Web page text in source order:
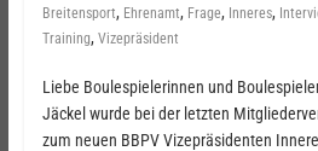
Breitensport, Ehrenamt, Frage, Inneres,
Training, Vizepräsident
Liebe Boulespielerinnen und
Jäckel wurde bei der letzten
zum neuen BBPV Vizepräsidenten